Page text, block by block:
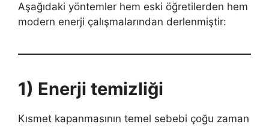
Aşağıdaki yöntemler hem eski öğretilerden hem
modern enerji çalışmalarından derlenmiştir:
1) Enerji temizliği
Kısmet kapanmasının temel sebebi çoğu zaman